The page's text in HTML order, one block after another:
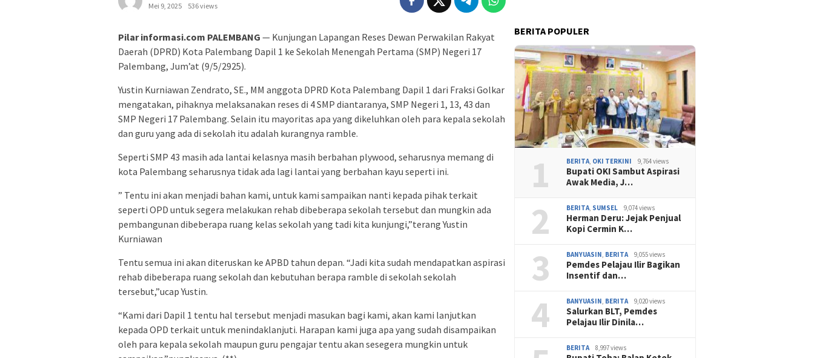
Mei 9, 2025
536 views
Pilar informasi.com PALEMBANG — Kunjungan Lapangan Reses Dewan Perwakilan Rakyat
Daerah (DPRD) Kota Palembang Dapil 1 ke Sekolah Menengah Pertama (SMP) Negeri 17
Palembang, Jum’at (9/5/2925).
Yustin Kurniawan Zendrato, SE., MM anggota DPRD Kota Palembang Dapil 1 dari Fraksi Golkar
mengatakan, pihaknya melaksanakan reses di 4 SMP diantaranya, SMP Negeri 1, 13, 43 dan
SMP Negeri 17 Palembang. Selain itu mayoritas apa yang dikeluhkan oleh para kepala sekolah
dan guru yang ada di sekolah itu adalah kurangnya ramble.
Seperti SMP 43 masih ada lantai kelasnya masih berbahan plywood, seharusnya memang di
kota Palembang seharusnya tidak ada lagi lantai yang berbahan kayu seperti ini.
” Tentu ini akan menjadi bahan kami, untuk kami sampaikan nanti kepada pihak terkait
seperti OPD untuk segera melakukan rehab dibeberapa sekolah tersebut dan mungkin ada
pembangunan dibeberapa ruang kelas sekolah yang tadi kita kunjungi,”terang Yustin
Kurniawan
Tentu semua ini akan diteruskan ke APBD tahun depan. “Jadi kita sudah mendapatkan aspirasi
rehab dibeberapa ruang sekolah dan kebutuhan berapa ramble di sekolah sekolah
tersebut,”ucap Yustin.
“Kami dari Dapil 1 tentu hal tersebut menjadi masukan bagi kami, akan kami lanjutkan
kepada OPD terkait untuk menindaklanjuti. Harapan kami juga apa yang sudah disampaikan
oleh para kepala sekolah maupun guru pengajar tentu akan sesegera mungkin untuk
BERITA POPULER
1 BERITA, OKI TERKINI 9,764 views
Bupati OKI Sambut Aspirasi
Awak Media, J…
2 BERITA, SUMSEL 9,074 views
Herman Deru: Jejak Penjual
Kopi Cermin K…
3 BANYUASIN, BERITA 9,055 views
Pemdes Pelajau Ilir Bagikan
Insentif dan…
4 BANYUASIN, BERITA 9,020 views
Salurkan BLT, Pemdes
Pelajau Ilir Dinila…
BERITA 8,997 views